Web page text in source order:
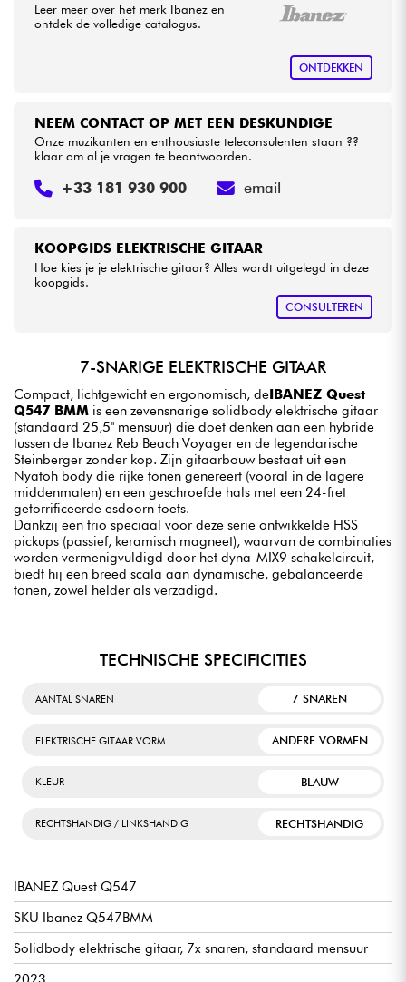
Leer meer over het merk Ibanez en
ontdek de volledige catalogus.
ONTDEKKEN
KOOPGIDS ELEKTRISCHE GITAAR
Hoe kies je je elektrische gitaar? Alles wordt uitgelegd in deze
koopgids.
CONSULTEREN
NEEM CONTACT OP MET EEN DESKUNDIGE
Onze muzikanten en enthousiaste teleconsulenten staan ??
klaar om al je vragen te beantwoorden.
+33 181 930 900 email
7-SNARIGE ELEKTRISCHE GITAAR
Compact, lichtgewicht en ergonomisch, deIBANEZ Quest
Q547 BMM is een zevensnarige solidbody elektrische gitaar
(standaard 25,5" mensuur) die doet denken aan een hybride
tussen de Ibanez Reb Beach Voyager en de legendarische
Steinberger zonder kop. Zijn gitaarbouw bestaat uit een
Nyatoh body die rijke tonen genereert (vooral in de lagere
middenmaten) en een geschroefde hals met een 24-fret
getorrificeerde esdoorn toets.
Dankzij een trio speciaal voor deze serie ontwikkelde HSS
pickups (passief, keramisch magneet), waarvan de combinaties
worden vermenigvuldigd door het dyna-MIX9 schakelcircuit,
biedt hij een breed scala aan dynamische, gebalanceerde
tonen, zowel helder als verzadigd.
TECHNISCHE SPECIFICITIES
AANTAL SNAREN 7 SNAREN
ELEKTRISCHE GITAAR VORM ANDERE VORMEN
KLEUR BLAUW
RECHTSHANDIG / LINKSHANDIG RECHTSHANDIG
IBANEZ Quest Q547
SKU Ibanez Q547BMM
Solidbody elektrische gitaar, 7x snaren, standaard mensuur